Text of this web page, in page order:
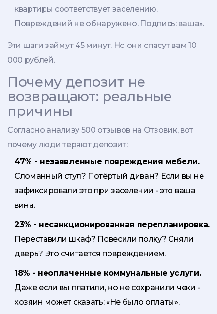
квартиры соответствует заселению.
Повреждений не обнаружено. Подпись: ваша».
Эти шаги займут 45 минут. Но они спасут вам 10
000 рублей.
Почему депозит не
возвращают: реальные
причины
Согласно анализу 500 отзывов на Отзовик, вот
почему люди теряют депозит:
47% - незаявленные повреждения мебели.
Сломанный стул? Потёртый диван? Если вы не
зафиксировали это при заселении - это ваша
вина.
23% - несанкционированная перепланировка.
Переставили шкаф? Повесили полку? Сняли
дверь? Это считается повреждением.
18% - неоплаченные коммунальные услуги.
Даже если вы платили, но не сохранили чеки -
хозяин может сказать: «Не было оплаты».